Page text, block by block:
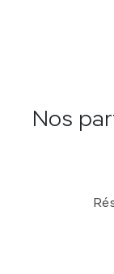
Nos